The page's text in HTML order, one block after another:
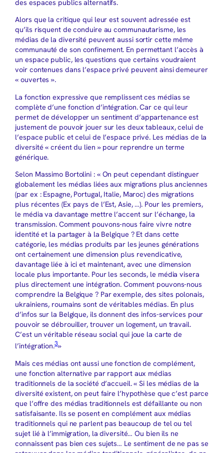
des espaces publics alternatifs.
Alors que la critique qui leur est souvent adressée est
qu’ils risquent de conduire au communautarisme, les
médias de la diversité peuvent aussi sortir cette même
communauté de son confinement. En permettant l’accès à
un espace public, les questions que certains voudraient
voir contenues dans l’espace privé peuvent ainsi demeurer
« ouvertes ».
La fonction expressive que remplissent ces médias se
complète d’une fonction d’intégration. Car ce qui leur
permet de développer un sentiment d’appartenance est
justement de pouvoir jouer sur les deux tableaux, celui de
l’espace public et celui de l’espace privé. Les médias de la
diversité « créent du lien » pour reprendre un terme
générique.
Selon Massimo Bortolini : « On peut cependant distinguer
globalement les médias liées aux migrations plus anciennes
(par ex : Espagne, Portugal, Italie, Maroc) des migrations
plus récentes (Ex pays de l’Est, Asie, …). Pour les premiers,
le média va davantage mettre l’accent sur l’échange, la
transmission. Comment pouvons-nous faire vivre notre
identité et la partager à la Belgique ? Et dans cette
catégorie, les médias produits par les jeunes générations
ont certainement une dimension plus revendicative,
davantage liée à ici et maintenant, avec une dimension
locale plus importante. Pour les seconds, le média visera
plus directement une intégration. Comment pouvons-nous
comprendre la Belgique ? Par exemple, des sites polonais,
ukrainiens, roumains sont de véritables médias. En plus
d’infos sur la Belgique, ils donnent des infos-services pour
pouvoir se débrouiller, trouver un logement, un travail.
C’est un véritable réseau social qui joue la carte de
l’intégration.3»
Mais ces médias ont aussi une fonction de complément,
une fonction alternative par rapport aux médias
traditionnels de la société d’accueil. « Si les médias de la
diversité existent, on peut faire l’hypothèse que c’est parce
que l’offre des médias traditionnels est défaillante ou non
satisfaisante. Ils se posent en complément aux médias
traditionnels qui ne parlent pas beaucoup de tel ou tel
sujet lié à l’immigration, la diversité… Ou bien ils ne
connaissent pas bien ces sujets… Le sentiment de ne pas se